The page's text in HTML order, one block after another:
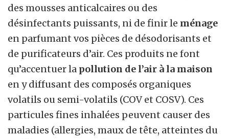
des mousses anticalcaires ou des
désinfectants puissants, ni de finir le ménage
en parfumant vos pièces de désodorisants et
de purificateurs d’air. Ces produits ne font
qu’accentuer la pollution de l’air à la maison
en y diffusant des composés organiques
volatils ou semi-volatils (COV et COSV). Ces
particules fines inhalées peuvent causer des
maladies (allergies, maux de tête, atteintes du